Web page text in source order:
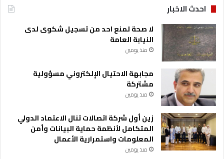
احدث الاخبار
لا صحة لمنع احد من تسجيل شكوى لدى
النيابة العامة
منذ يومين
مجابهة الاحتيال الإلكتروني مسؤولية
مشتركة
منذ يومين
زين أول شركة اتصالات تنال الاعتماد الدولي
المتكامل لأنظمة حماية البيانات وأمن
المعلومات واستمرارية الأعمال
منذ يومين